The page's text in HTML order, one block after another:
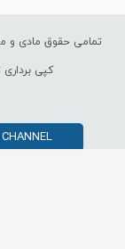
تمامی حقوق مادی و
کپی